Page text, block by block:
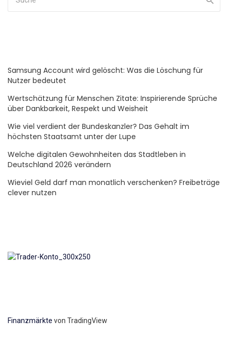
Samsung Account wird gelöscht: Was die Löschung für
Nutzer bedeutet
Wertschätzung für Menschen Zitate: Inspirierende Sprüche
über Dankbarkeit, Respekt und Weisheit
Wie viel verdient der Bundeskanzler? Das Gehalt im
höchsten Staatsamt unter der Lupe
Welche digitalen Gewohnheiten das Stadtleben in
Deutschland 2026 verändern
Wieviel Geld darf man monatlich verschenken? Freibeträge
clever nutzen
Finanzmärkte von TradingView